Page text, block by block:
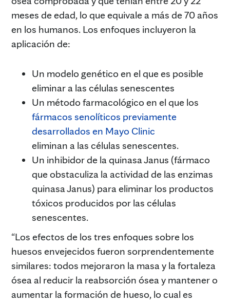
meses de edad, lo que equivale a más de 70 años
en los humanos. Los enfoques incluyeron la
aplicación de:
Un modelo genético en el que es posible
eliminar a las células senescentes
Un método farmacológico en el que los
fármacos senolíticos previamente
desarrollados en Mayo Clinic
eliminan a las células senescentes.
Un inhibidor de la quinasa Janus (fármaco
que obstaculiza la actividad de las enzimas
quinasa Janus) para eliminar los productos
tóxicos producidos por las células
senescentes.
“Los efectos de los tres enfoques sobre los
huesos envejecidos fueron sorprendentemente
similares: todos mejoraron la masa y la fortaleza
ósea al reducir la reabsorción ósea y mantener o
aumentar la formación de hueso, lo cual es